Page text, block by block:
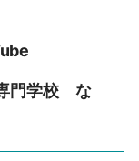
門学校 な